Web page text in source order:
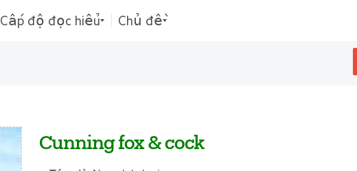
Cấp độ đọc hiểu Chủ đề
Cunning fox & cock